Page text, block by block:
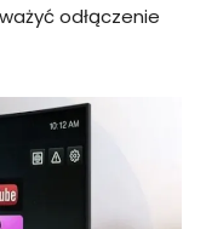
odłączenie